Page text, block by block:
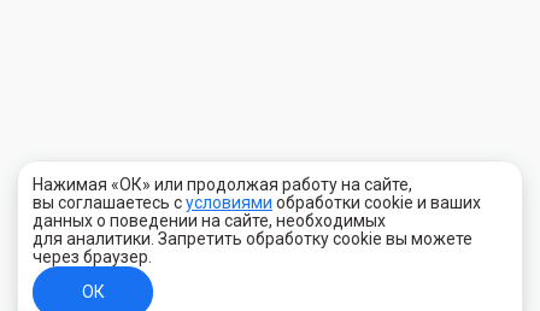
Нажимая «ОК» или продолжая работу на сайте,
вы соглашаетесь сусловиями обработки cookie и ваших
данных о поведении на сайте, необходимых
для аналитики. Запретить обработку cookie вы можете
через браузер.
ОК